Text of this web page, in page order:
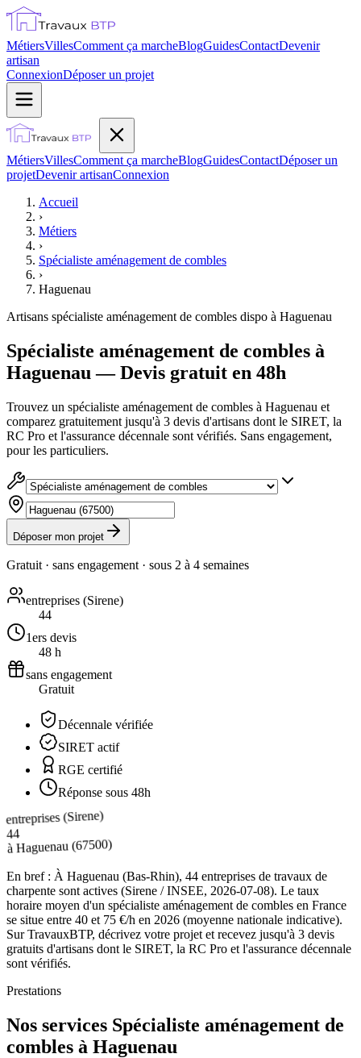
MétiersVillesComment ça marcheBlogGuidesContactDevenir
artisan
ConnexionDéposer un projet
MétiersVillesComment ça marcheBlogGuidesContactDéposer un
projetDevenir artisanConnexion
Accueil
›
Métiers
›
Spécialiste aménagement de combles
›
Haguenau
Artisans spécialiste aménagement de combles dispo à Haguenau
Spécialiste aménagement de combles à
Haguenau — Devis gratuit en 48h
Trouvez un spécialiste aménagement de combles à Haguenau et
comparez gratuitement jusqu'à 3 devis d'artisans dont le SIRET, la
RC Pro et l'assurance décennale sont vérifiés. Sans engagement,
pour les particuliers.
Déposer mon projet
Gratuit · sans engagement · sous 2 à 4 semaines
entreprises (Sirene)
44
1ers devis
48 h
sans engagement
Gratuit
Décennale vérifiée
SIRET actif
RGE certifié
Réponse sous 48h
entreprises (Sirene)
44
àHaguenau(67500)
En bref : À Haguenau (Bas-Rhin), 44 entreprises de travaux de
charpente sont actives (Sirene / INSEE, 2026-07-08). Le taux
horaire moyen d'un spécialiste aménagement de combles en France
se situe entre 40 et 75 €/h en 2026 (moyenne nationale indicative).
Sur TravauxBTP, décrivez votre projet et recevez jusqu'à 3 devis
gratuits d'artisans dont le SIRET, la RC Pro et l'assurance décennale
sont vérifiés.
Prestations
Nos services Spécialiste aménagement de
combles à Haguenau